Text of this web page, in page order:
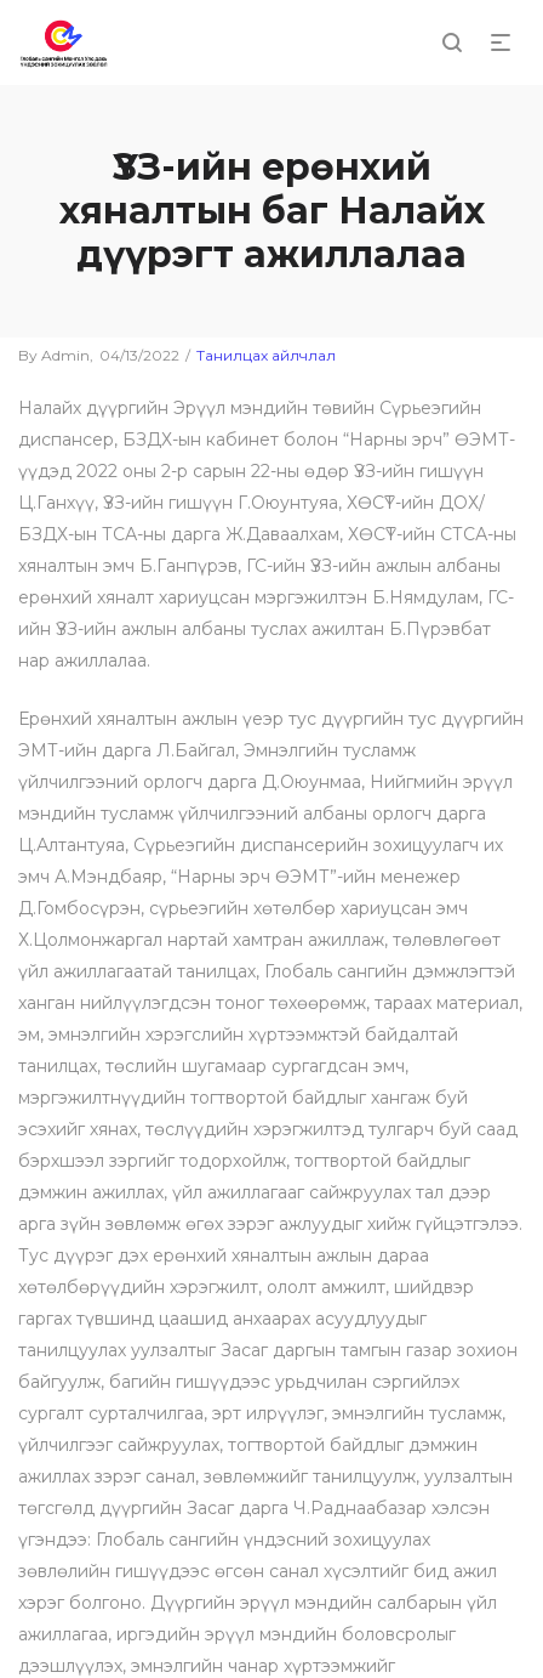
ҮЗЗ-ийн ерөнхий
хяналтын баг Налайх
дүүрэгт ажиллалаа
By Admin
Posted
04/13/2022
Posted
Танилцах айлчлал
Налайх дүүргийн Эрүүл мэндийн төвийн Сүрьеэгийн
диспансер, БЗДХ-ын кабинет болон “Нарны эрч” ӨЭМТ-
үүдэд 2022 оны 2-р сарын 22-ны өдөр ҮЗЗ-ийн гишүүн
Ц.Ганхүү, ҮЗЗ-ийн гишүүн Г.Оюунтуяа, ХӨСҮТ-ийн ДОХ/
БЗДХ-ын ТСА-ны дарга Ж.Даваалхам, ХӨСҮТ-ийн СТСА-ны
хяналтын эмч Б.Ганпүрэв, ГС-ийн ҮЗЗ-ийн ажлын албаны
ерөнхий хяналт хариуцсан мэргэжилтэн Б.Нямдулам, ГС-
ийн ҮЗЗ-ийн ажлын албаны туслах ажилтан Б.Пүрэвбат
нар ажиллалаа.
Ерөнхий хяналтын ажлын үеэр тус дүүргийн тус дүүргийн
ЭМТ-ийн дарга Л.Байгал, Эмнэлгийн тусламж
үйлчилгээний орлогч дарга Д.Оюунмаа, Нийгмийн эрүүл
мэндийн тусламж үйлчилгээний албаны орлогч дарга
Ц.Алтантуяа, Сүрьеэгийн диспансерийн зохицуулагч их
эмч А.Мэндбаяр, “Нарны эрч ӨЭМТ”-ийн менежер
Д.Гомбосүрэн, сүрьеэгийн хөтөлбөр хариуцсан эмч
Х.Цолмонжаргал нартай хамтран ажиллаж, төлөвлөгөөт
үйл ажиллагаатай танилцах, Глобаль сангийн дэмжлэгтэй
ханган нийлүүлэгдсэн тоног төхөөрөмж, тараах материал,
эм, эмнэлгийн хэрэгслийн хүртээмжтэй байдалтай
танилцах, төслийн шугамаар сургагдсан эмч,
мэргэжилтнүүдийн тогтвортой байдлыг хангаж буй
эсэхийг хянах, төслүүдийн хэрэгжилтэд тулгарч буй саад
бэрхшээл зэргийг тодорхойлж, тогтвортой байдлыг
дэмжин ажиллах, үйл ажиллагааг сайжруулах тал дээр
арга зүйн зөвлөмж өгөх зэрэг ажлуудыг хийж гүйцэтгэлээ.
Тус дүүрэг дэх ерөнхий хяналтын ажлын дараа
хөтөлбөрүүдийн хэрэгжилт, ололт амжилт, шийдвэр
гаргах түвшинд цаашид анхаарах асуудлуудыг
танилцуулах уулзалтыг Засаг даргын тамгын газар зохион
байгуулж, багийн гишүүдээс урьдчилан сэргийлэх
сургалт сурталчилгаа, эрт илрүүлэг, эмнэлгийн тусламж,
үйлчилгээг сайжруулах, тогтвортой байдлыг дэмжин
ажиллах зэрэг санал, зөвлөмжийг танилцуулж, уулзалтын
төгсгөлд дүүргийн Засаг дарга Ч.Раднаабазар хэлсэн
үгэндээ: Глобаль сангийн үндэсний зохицуулах
зөвлөлийн гишүүдээс өгсөн санал хүсэлтийг бид ажил
хэрэг болгоно. Дүүргийн эрүүл мэндийн салбарын үйл
ажиллагаа, иргэдийн эрүүл мэндийн боловсролыг
дээшлүүлэх, эмнэлгийн чанар хүртээмжийг